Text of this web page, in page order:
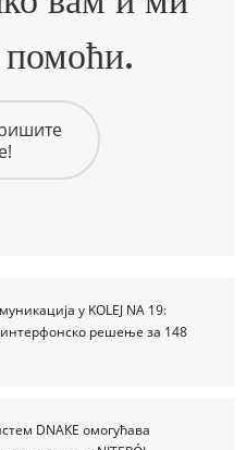
у KOLEJ NA 19:
решење за 148
DNAKE омогућава